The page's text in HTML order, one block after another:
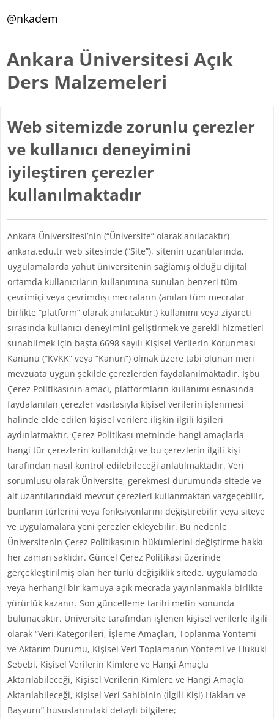
@nkadem
Ankara Üniversitesi Açık
Ders Malzemeleri
Web sitemizde zorunlu çerezler
ve kullanıcı deneyimini
iyileştiren çerezler
kullanılmaktadır
Ankara Üniversitesi’nin (“Üniversite” olarak anılacaktır)
ankara.edu.tr web sitesinde (“Site”), sitenin uzantılarında,
uygulamalarda yahut üniversitenin sağlamış olduğu dijital
ortamda kullanıcıların kullanımına sunulan benzeri tüm
çevrimiçi veya çevrimdışı mecraların (anılan tüm mecralar
birlikte “platform” olarak anılacaktır.) kullanımı veya ziyareti
sırasında kullanıcı deneyimini geliştirmek ve gerekli hizmetleri
sunabilmek için başta 6698 sayılı Kişisel Verilerin Korunması
Kanunu (“KVKK” veya “Kanun”) olmak üzere tabi olunan meri
mevzuata uygun şekilde çerezlerden faydalanılmaktadır. İşbu
Çerez Politikasının amacı, platformların kullanımı esnasında
faydalanılan çerezler vasıtasıyla kişisel verilerin işlenmesi
halinde elde edilen kişisel verilere ilişkin ilgili kişileri
aydınlatmaktır. Çerez Politikası metninde hangi amaçlarla
hangi tür çerezlerin kullanıldığı ve bu çerezlerin ilgili kişi
tarafından nasıl kontrol edilebileceği anlatılmaktadır. Veri
sorumlusu olarak Üniversite, gerekmesi durumunda sitede ve
alt uzantılarındaki mevcut çerezleri kullanmaktan vazgeçebilir,
bunların türlerini veya fonksiyonlarını değiştirebilir veya siteye
ve uygulamalara yeni çerezler ekleyebilir. Bu nedenle
Üniversitenin Çerez Politikasının hükümlerini değiştirme hakkı
her zaman saklıdır. Güncel Çerez Politikası üzerinde
gerçekleştirilmiş olan her türlü değişiklik sitede, uygulamada
veya herhangi bir kamuya açık mecrada yayınlanmakla birlikte
yürürlük kazanır. Son güncelleme tarihi metin sonunda
bulunacaktır. Üniversite tarafından işlenen kişisel verilerle ilgili
olarak “Veri Kategorileri, İşleme Amaçları, Toplanma Yöntemi
ve Aktarım Durumu, Kişisel Veri Toplamanın Yöntemi ve Hukuki
Sebebi, Kişisel Verilerin Kimlere ve Hangi Amaçla
Aktarılabileceği, Kişisel Verilerin Kimlere ve Hangi Amaçla
Aktarılabileceği, Kişisel Veri Sahibinin (İlgili Kişi) Hakları ve
Başvuru” hususlarındaki detaylı bilgilere;